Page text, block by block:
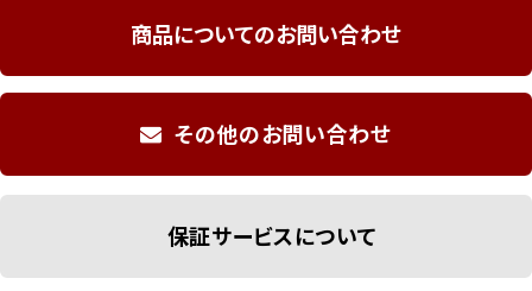
商品についてのお問い合わせ
その他のお問い合わせ
保証サービスについて